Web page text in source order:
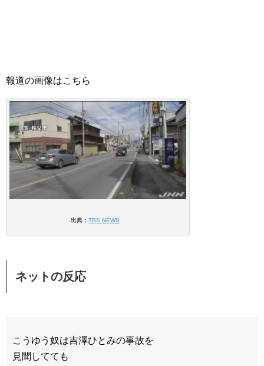
報道の画像はこちら
出典； TBS NEWS
ネットの反応
こうゆう奴は吉澤ひとみの事故を
見聞してても